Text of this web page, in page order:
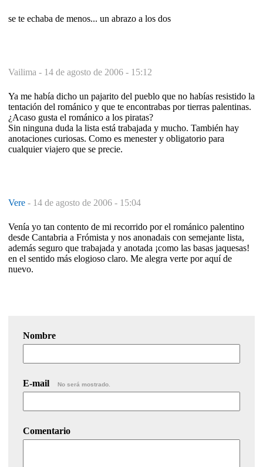
se te echaba de menos... un abrazo a los dos
Vailima - 14 de agosto de 2006 - 15:12
Ya me había dicho un pajarito del pueblo que no habías resistido la
tentación del románico y que te encontrabas por tierras palentinas.
¿Acaso gusta el románico a los piratas?
Sin ninguna duda la lista está trabajada y mucho. También hay
anotaciones curiosas. Como es menester y obligatorio para
cualquier viajero que se precie.
Vere - 14 de agosto de 2006 - 15:04
Venía yo tan contento de mi recorrido por el románico palentino
desde Cantabria a Frómista y nos anonadais con semejante lista,
además seguro que trabajada y anotada ¡como las basas jaquesas!
en el sentido más elogioso claro. Me alegra verte por aquí de
nuevo.
Nombre
E-mail No será mostrado.
Comentario